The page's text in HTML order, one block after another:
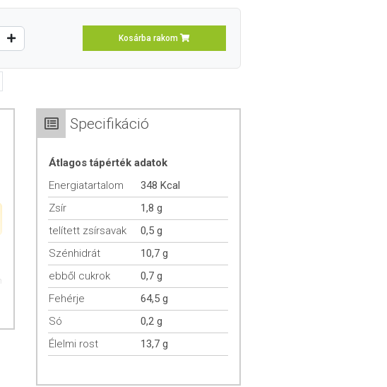
Kosárba rakom
Specifikáció
Átlagos tápérték adatok
Energiatartalom
348 Kcal
Zsír
1,8 g
telített zsírsavak
0,5 g
Szénhidrát
10,7 g
ebből cukrok
0,7 g
Fehérje
64,5 g
Só
0,2 g
Élelmi rost
13,7 g